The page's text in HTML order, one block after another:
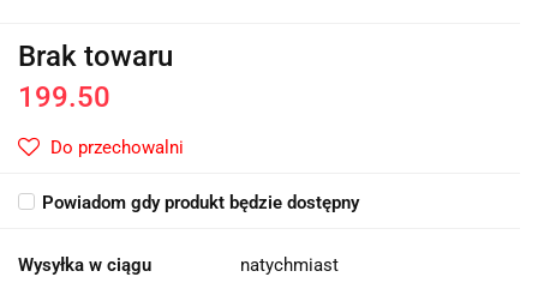
Brak towaru
199.50
Do przechowalni
Powiadom gdy produkt będzie dostępny
Wysyłka w ciągu natychmiast